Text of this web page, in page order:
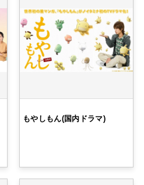
もやしもん(国内ドラマ)